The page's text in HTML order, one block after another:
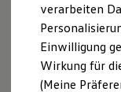
Auf- und
Groß-
|
verarbeiten
Einwilligung
Wirkung für
(Meine